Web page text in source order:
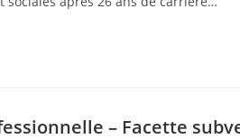
– Facette